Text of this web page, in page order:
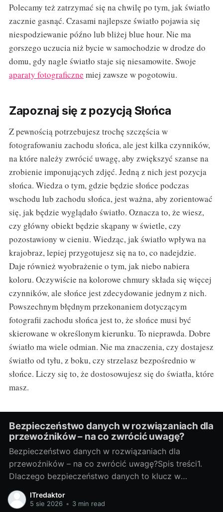
Polecamy też zatrzymać się na chwilę po tym, jak światło
zacznie gasnąć. Czasami najlepsze światło pojawia się
niespodziewanie późno lub bliżej blue hour. Nie ma
gorszego uczucia niż bycie w samochodzie w drodze do
domu, gdy nagle światło staje się niesamowite. Swoje
aparaty fotograficzne miej zawsze w pogotowiu.
Zapoznaj się z pozycją Słońca
Z pewnością potrzebujesz trochę szczęścia w
fotografowaniu zachodu słońca, ale jest kilka czynników,
na które należy zwrócić uwagę, aby zwiększyć szanse na
zrobienie imponujących zdjęć. Jedną z nich jest pozycja
słońca. Wiedza o tym, gdzie będzie słońce podczas
wschodu lub zachodu słońca, jest ważna, aby zorientować
się, jak będzie wyglądało światło. Oznacza to, że wiesz,
czy główny obiekt będzie skąpany w świetle, czy
pozostawiony w cieniu. Wiedząc, jak światło wpływa na
krajobraz, lepiej przygotujesz się na to, co nadejdzie.
Daje również wyobrażenie o tym, jak niebo nabiera
koloru. Oczywiście na kolorowe chmury składa się więcej
czynników, ale słońce jest zdecydowanie jednym z nich.
Powszechnym błędnym przekonaniem dotyczącym
fotografii zachodu słońca jest to, że słońce musi być
skierowane w określonym kierunku. To nieprawda. Dobre
światło ma wiele odmian. Nie ma znaczenia, czy dostajesz
światło od tyłu, z boku, czy strzelasz bezpośrednio w
słońce. Liczy się to, że dostosowujesz się do światła, które
masz.
Bezpieczeństwo danych w rozwiązaniach dla
przewoźników – na co zwrócić uwagę?
Bezpieczeństwo danych w rozwiązaniach dla
przewoźników – na co zwrócić uwagę?Spis treści1.
Dlaczego bezpieczeństwo danych to klucz w
transporcie?Jakie dane chronimy: trasy, telematyka,
dane klientów i kierowcówTransport generuje ogrom
ITredaktor
5 sie 2026 • 3 min read